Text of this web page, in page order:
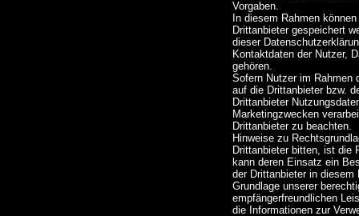
Vorgaben.
In diesem Rahmen
Drittanbieter gespeichert
dieser
Kontaktdaten der Nutzer,
gehören.
Sofern Nutzer im Rahmen
auf die Drittanbieter bzw.
Drittanbieter
Marketingzwecken
Drittanbieter zu beachten.
Hinweise zu
Drittanbieter bitten, ist die
kann deren Einsatz ein
der Drittanbieter in diesem
Grundlage unserer
empfängerfreundlichen
die Informationen zur